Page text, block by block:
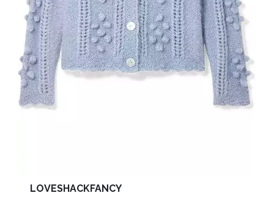
LOVESHACKFANCY